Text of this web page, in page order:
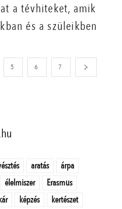
a tévhiteket, amik
és a szüleikben
5 6 7
aratás
árpa
élelmiszer
Erasmus
képzés kertészet